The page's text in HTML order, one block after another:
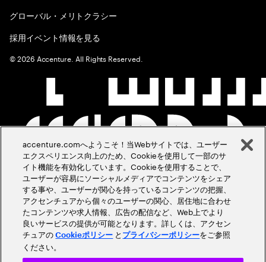
グローバル・メリトクラシー
採用イベント情報を見る
©2026 Accenture. All Rights Reserved.
accenture.comへようこそ！当Webサイトでは、ユーザー
エクスペリエンス向上のため、Cookieを使用して一部のサ
イト機能を有効化しています。Cookieを使用することで、
ユーザーが容易にソーシャルメディアでコンテンツをシェア
する事や、ユーザーが関心を持っているコンテンツの把握、
アクセンチュアから個々のユーザーの関心、居住地に合わせ
たコンテンツや求人情報、広告の配信など、Web上でより
良いサービスの提供が可能となります。詳しくは、アクセン
チュアのCookieポリシー と プライバシーポリシーをご参照
ください。